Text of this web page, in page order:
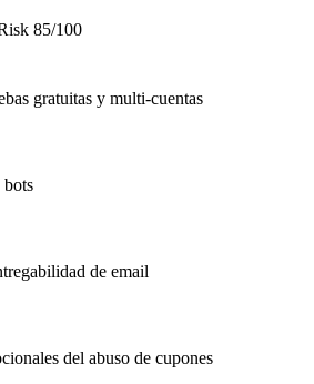
85/100
gratuitas y multi-cuentas
bots
de email
del abuso de cupones